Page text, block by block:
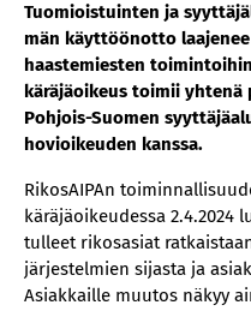
Tuo­miois­tuin­ten ja
män käyt­töön­ot­to
haastemiesten
käräjäoikeus toimii
Pohjois-Suomen
hovioikeuden kanssa.
RikosAIPAn
käräjäoikeudessa 2.4.2024
tulleet rikosasiat
järjestelmien sijasta ja
Asiakkaille muutos näkyy